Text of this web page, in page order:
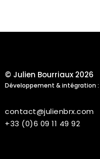
© Julien Bourriaux 2026
Développement & intégration :
contact@julienbrx.com
+33 (0)6 09 11 49 92